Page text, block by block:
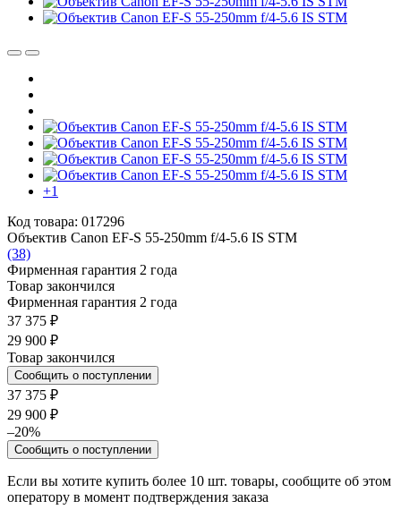
+1
Код товара: 017296
Объектив Canon EF-S 55-250mm f/4-5.6 IS STM
(38)
Фирменная гарантия 2 года
Товар закончился
Фирменная гарантия 2 года
37 375 ₽
29 900 ₽
Товар закончился
Сообщить о поступлении
37 375 ₽
29 900 ₽
–20%
Сообщить о поступлении
Если вы хотите купить более 10 шт. товары, сообщите об этом
оператору в момент подтверждения заказа